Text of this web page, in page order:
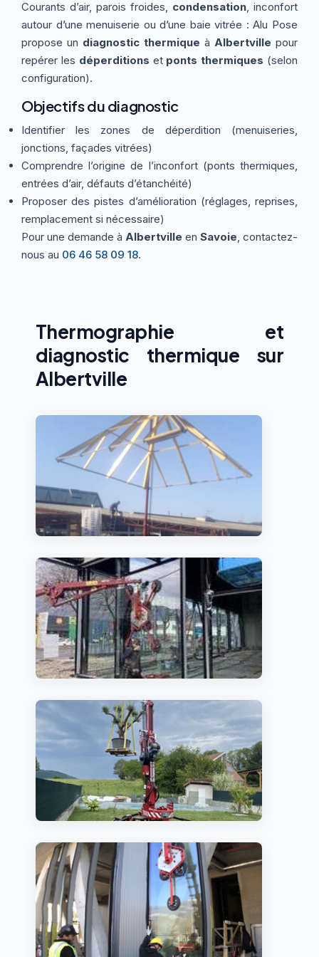
Thermographie ACTUALITÉS
ETRE RAPPELÉ
Courants d’air, parois froides, condensation , inconfort
autour d’une menuiserie ou d’une baie vitrée : Alu Pose
propose un diagnostic thermique à Albertville pour
repérer les déperditions et ponts thermiques (selon
configuration).
Objectifs du diagnostic
Identifier les zones de déperdition (menuiseries,
jonctions, façades vitrées)
Comprendre l’origine de l’inconfort (ponts thermiques,
entrées d’air, défauts d’étanchéité)
Proposer des pistes d’amélioration (réglages, reprises,
remplacement si nécessaire)
Pour une demande à Albertville en Savoie , contactez-
nous au 06 46 58 09 18.
Thermographie et
diagnostic thermique sur
Albertville